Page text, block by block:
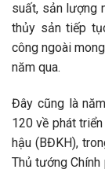
suất, sản lượng
thủy sản tiếp
công ngoài
năm qua.
Đây cũng là
120 về phát
hậu (BĐKH),
Thủ tướng